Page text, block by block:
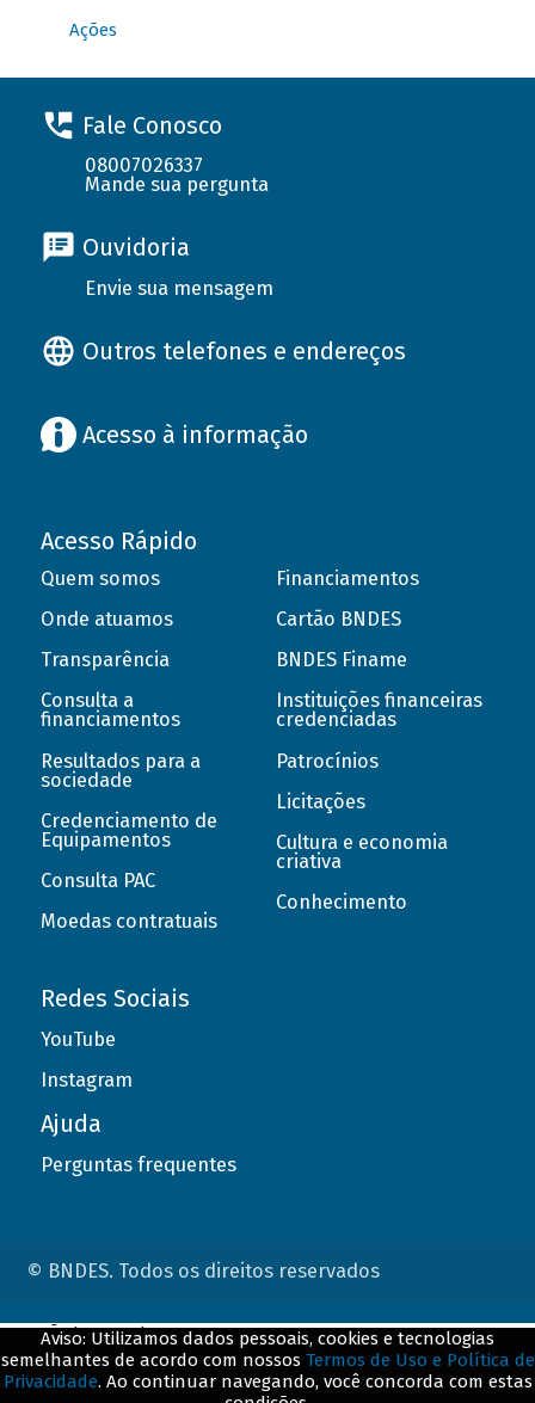
Ações
Fale Conosco
08007026337
Mande sua pergunta
Ouvidoria
Envie sua mensagem
Outros telefones e endereços
Acesso à informação
Acesso Rápido
Quem somos
Onde atuamos
Transparência
Consulta a
financiamentos
Resultados para a
sociedade
Credenciamento de
Equipamentos
Consulta PAC
Moedas contratuais
Financiamentos
Cartão BNDES
BNDES Finame
Instituições financeiras
credenciadas
Patrocínios
Licitações
Cultura e economia
criativa
Conhecimento
Redes Sociais
YouTube
Instagram
Ajuda
Perguntas frequentes
© BNDES. Todos os direitos reservados
Aviso: Utilizamos dados pessoais, cookies e tecnologias
semelhantes de acordo com nossos Termos de Uso e Política de
Privacidade. Ao continuar navegando, você concorda com estas
ConteÃºdo complementar
${title}${badge}